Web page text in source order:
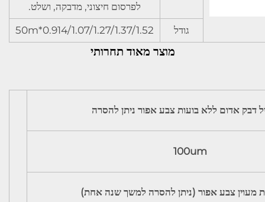
לפרסום חיצוני, מדבקה, ושלט.
גודל
0.914/1.07/1.27/1.37/1.52*50m
מוצר מאוד תחרותי
דבק אדום ללא בועות צבע אפור ניתן להסרה
100um
מעוין צבע אפור (ניתן להסרה למשך שנה אחת)